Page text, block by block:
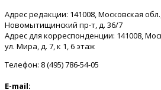
Адрес редакции: 141008, Московская
Новомытищинский пр-т, д. 36/7
Адрес для корреспонденции: 141008,
ул. Мира, д. 7, к 1, 6 этаж
Телефон: 8 (495) 786-54-05
E-mail: